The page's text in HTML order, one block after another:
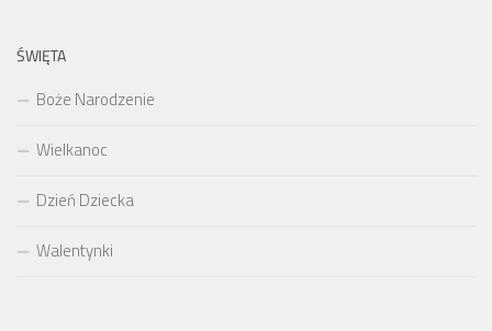
ŚWIĘTA
Boże Narodzenie
Wielkanoc
Dzień Dziecka
Walentynki